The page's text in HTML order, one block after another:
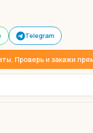
Telegram
Проверь и закажи